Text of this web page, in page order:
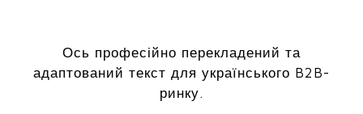
Ось професійно перекладений та
адаптований текст для українського B2B-
ринку.